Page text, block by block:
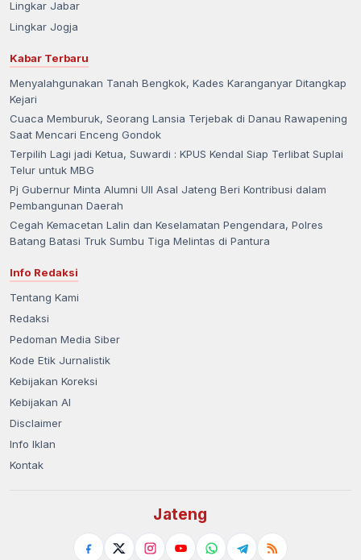
Lingkar Jabar
Lingkar Jogja
Kabar Terbaru
Menyalahgunakan Tanah Bengkok, Kades Karanganyar Ditangkap
Kejari
Cuaca Memburuk, Seorang Lansia Terjebak di Danau Rawapening
Saat Mencari Enceng Gondok
Terpilih Lagi jadi Ketua, Suwardi : KPUS Kendal Siap Terlibat Suplai
Telur untuk MBG
Pj Gubernur Minta Alumni UII Asal Jateng Beri Kontribusi dalam
Pembangunan Daerah
Cegah Kemacetan Lalin dan Keselamatan Pengendara, Polres
Batang Batasi Truk Sumbu Tiga Melintas di Pantura
Info Redaksi
Tentang Kami
Redaksi
Pedoman Media Siber
Kode Etik Jurnalistik
Kebijakan Koreksi
Kebijakan AI
Disclaimer
Info Iklan
Kontak
Jateng